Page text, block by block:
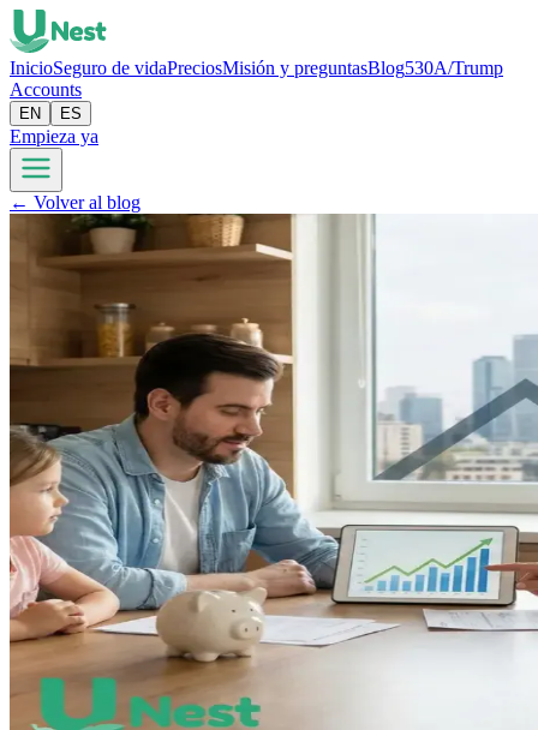
InicioSeguro de vidaPreciosMisión y preguntasBlog530A/Trump
Accounts
EN ES
Empieza ya
← Volver al blog